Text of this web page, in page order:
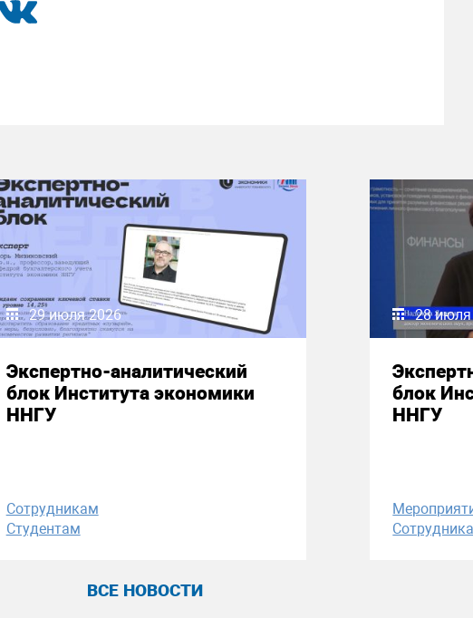
29 июля 2026
Экспертно-аналитический
блок Института экономики
ННГУ
Сотрудникам
Студентам
28
блок
ННГУ
ВСЕ НОВОСТИ